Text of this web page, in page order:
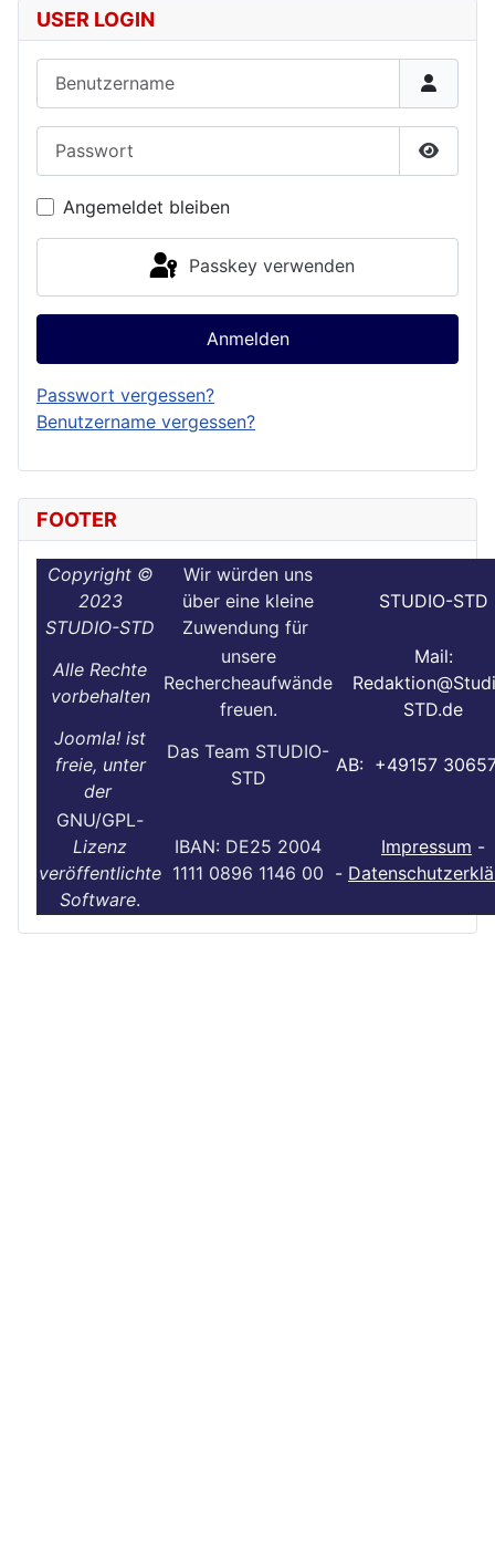
USER LOGIN
Angemeldet bleiben
Passkey verwenden
Anmelden
Passwort vergessen?
Benutzername vergessen?
FOOTER
Copyright ©
2023
STUDIO-STD
Wir würden uns
über eine kleine
Zuwendung für
STUDIO-STD
Alle Rechte
vorbehalten
unsere
Rechercheaufwände
freuen.
Mail:
STD.de
Joomla! ist
freie, unter
der
Das Team STUDIO-
STD
AB: +49157
GNU/GPL-
Lizenz
veröffentlichte
Software.
IBAN: DE25 2004
1111 0896 1146 00
Impressum -
-